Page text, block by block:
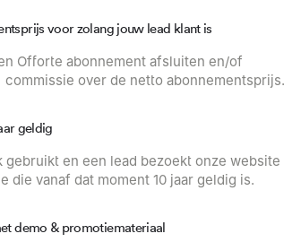
voor zolang jouw lead klant is
Offorte abonnement afsluiten en/of
over de netto abonnementsprijs.
geldig
en een lead bezoekt onze website
die vanaf dat moment 10 jaar geldig is.
demo & promotiemateriaal